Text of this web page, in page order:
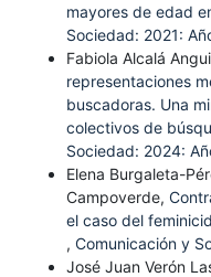
mayores de edad
Sociedad: 2021:
Fabiola Alcalá
representaciones
buscadoras. Una
colectivos de
Sociedad: 2024:
Elena Burgaleta-
Campoverde,
el caso del
, Comunicación y
José Juan Verón